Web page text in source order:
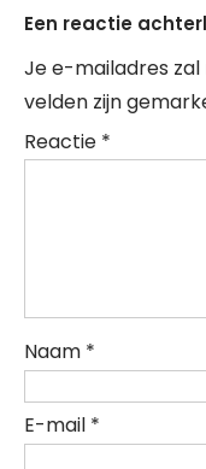
Een reactie
Je e-mailadres
velden zijn
Reactie *
Naam *
E-mail *